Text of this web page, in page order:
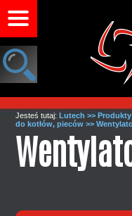
Jesteś tutaj:Lutech >> Produkty
do kotłów, pieców >>